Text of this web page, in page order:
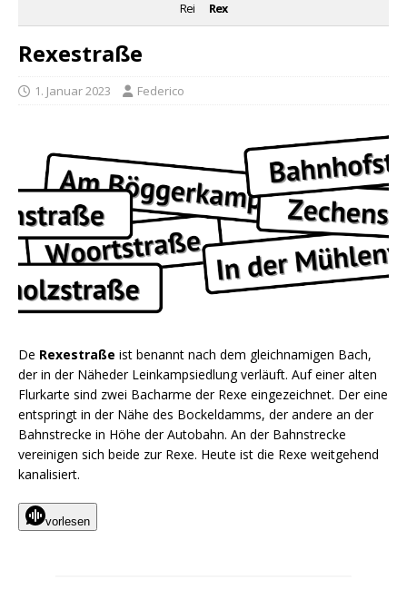
Rei Rex
Rexestraße
1. Januar 2023 Federico
De Rexestraße ist benannt nach dem gleichnamigen Bach,
der in der Näheder Leinkampsiedlung verläuft. Auf einer alten
Flurkarte sind zwei Bacharme der Rexe eingezeichnet. Der eine
entspringt in der Nähe des Bockeldamms, der andere an der
Bahnstrecke in Höhe der Autobahn. An der Bahnstrecke
vereinigen sich beide zur Rexe. Heute ist die Rexe weitgehend
kanalisiert.
vorlesen